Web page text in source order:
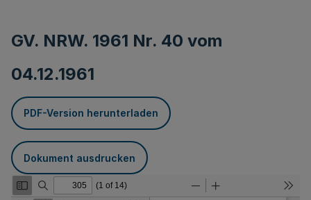
GV. NRW. 1961 Nr. 40 vom
04.12.1961
PDF-Version herunterladen
Dokument ausdrucken